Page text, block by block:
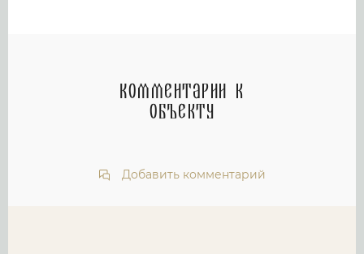
Комментарии к
объекту
Добавить комментарий